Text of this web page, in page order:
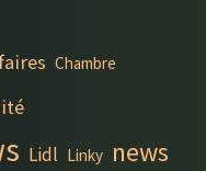
Chambre
Lidl Linky news